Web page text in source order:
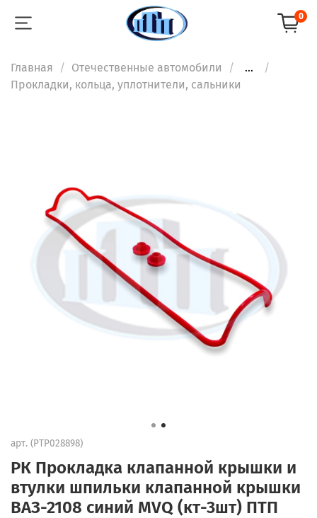
0
Главная Отечественные автомобили
...
Прокладки, кольца, уплотнители, сальники
арт. (PTP028898)
РК Прокладка клапанной крышки и
втулки шпильки клапанной крышки
ВАЗ-2108 синий MVQ (кт-3шт) ПТП